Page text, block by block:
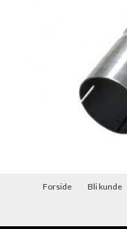
Forside Bli kunde